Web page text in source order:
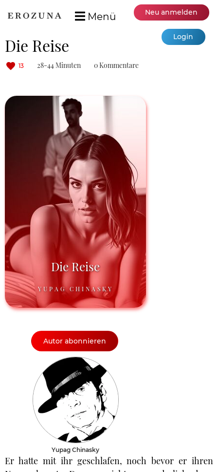
Menü Neu anmelden
Login
Die Reise
13 28-44 Minuten 0 Kommentare
Die Reise
YUPAG CHINASKY
Autor abonnieren
Yupag Chinasky
Er hatte mit ihr geschlafen, noch bevor er ihren